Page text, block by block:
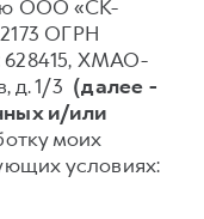
ООО «СК-
ОГРН
628415, ХМАО-
д. 1/3 (далее -
и/или
моих
условиях: